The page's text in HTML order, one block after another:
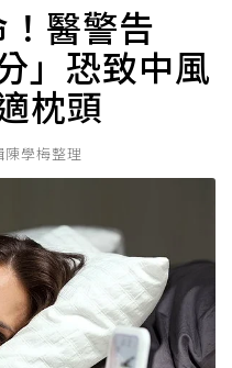
醫警告
」恐致中風
枕頭
學梅整理